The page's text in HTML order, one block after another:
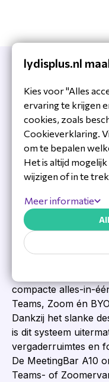
Welk
focusrooms?
Met de
compacte alles-in-
Teams, Zoom én
Dankzij het slanke
is dit systeem
vergaderruimtes en
De MeetingBar A10
Teams- of
lydisplus.nl
Kies voor "Alles
ervaring te krijgen
cookies, zoals
Cookieverklaring.
om te bepalen
Het is altijd
wijzigen of in te
Meer informatie